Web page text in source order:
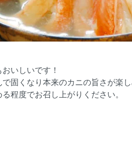
いしいです！
固くなり本来のカニの旨さが楽
程度でお召し上がりください。